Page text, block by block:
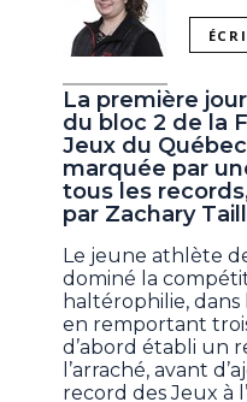
La première
du bloc 2 de la
Jeux du
marquée par
tous les
par Zachary
Le jeune athlète
dominé la
haltérophilie, dans
en remportant
d’abord établi un
l’arraché, avant
record des Jeux à